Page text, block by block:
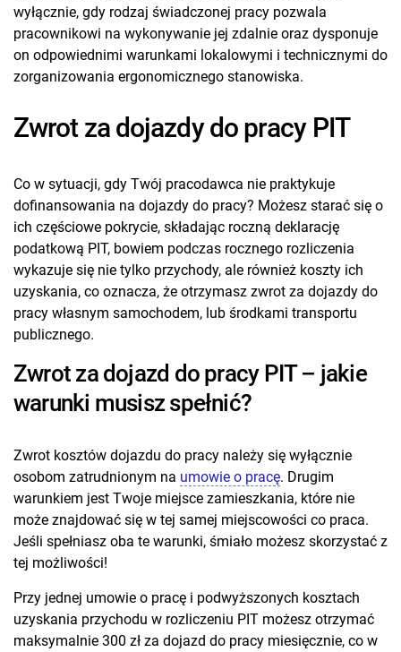
wyłącznie, gdy rodzaj świadczonej pracy pozwala
pracownikowi na wykonywanie jej zdalnie oraz dysponuje
on odpowiednimi warunkami lokalowymi i technicznymi do
zorganizowania ergonomicznego stanowiska.
Zwrot za dojazdy do pracy PIT
Co w sytuacji, gdy Twój pracodawca nie praktykuje
dofinansowania na dojazdy do pracy? Możesz starać się o
ich częściowe pokrycie, składając roczną deklarację
podatkową PIT, bowiem podczas rocznego rozliczenia
wykazuje się nie tylko przychody, ale również koszty ich
uzyskania, co oznacza, że otrzymasz zwrot za dojazdy do
pracy własnym samochodem, lub środkami transportu
publicznego.
Zwrot za dojazd do pracy PIT – jakie
warunki musisz spełnić?
Zwrot kosztów dojazdu do pracy należy się wyłącznie
osobom zatrudnionym na umowie o pracę. Drugim
warunkiem jest Twoje miejsce zamieszkania, które nie
może znajdować się w tej samej miejscowości co praca.
Jeśli spełniasz oba te warunki, śmiało możesz skorzystać z
tej możliwości!
Przy jednej umowie o pracę i podwyższonych kosztach
uzyskania przychodu w rozliczeniu PIT możesz otrzymać
maksymalnie 300 zł za dojazd do pracy miesięcznie, co w